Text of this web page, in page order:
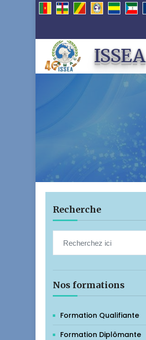
ISSEA
Recherche
Nos formations
Formation Qualifiante
Formation Diplômante